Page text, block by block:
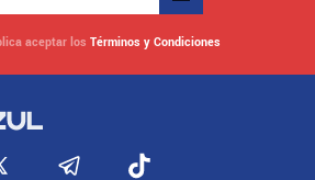
aceptar los Términos y Condiciones